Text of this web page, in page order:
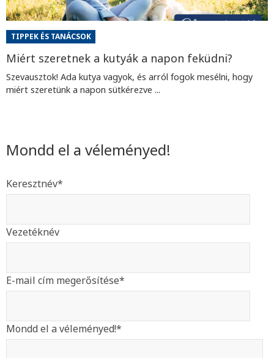
TIPPEK ÉS TANÁCSOK
Miért szeretnek a kutyák a napon feküdni?
Szevausztok! Ada kutya vagyok, és arról fogok mesélni, hogy
miért szeretünk a napon sütkérezve ...
Mondd el a véleményed!
Keresztnév*
Vezetéknév
E-mail cím megerősítése*
Mondd el a véleményed!*